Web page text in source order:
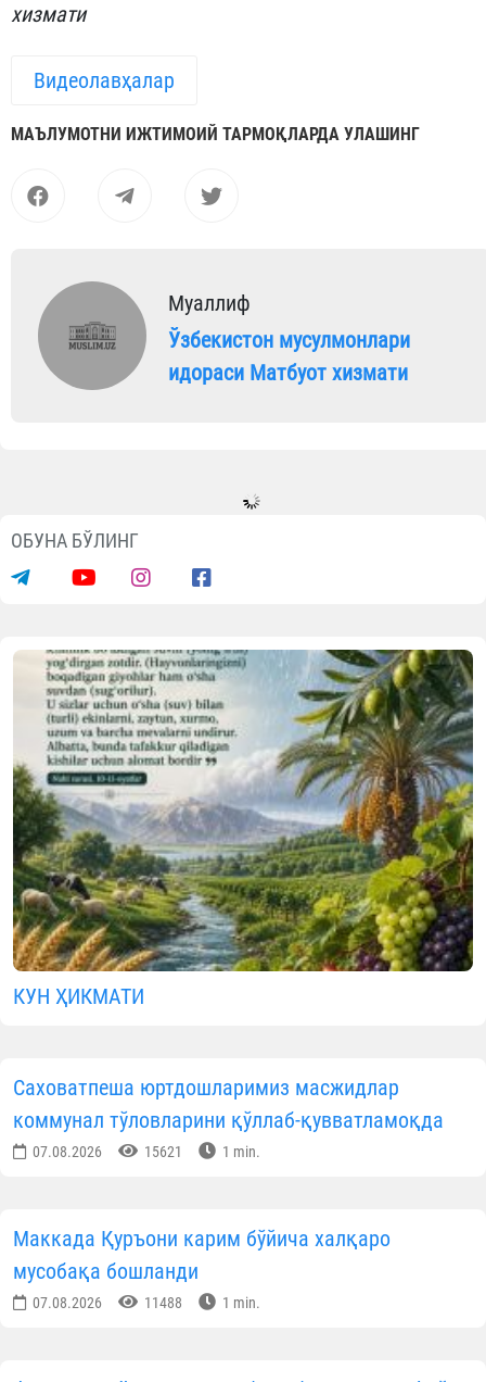
хизмати
Видеолавҳалар
МАЪЛУМОТНИ ИЖТИМОИЙ ТАРМОҚЛАРДА УЛАШИНГ
Муаллиф
Ўзбекистон мусулмонлари
идораси Матбуот хизмати
ОБУНА БЎЛИНГ
КУН ҲИКМАТИ
Саховатпеша юртдошларимиз масжидлар
коммунал тўловларини қўллаб-қувватламоқда
07.08.2026 15621 1 min.
Маккада Қуръони карим бўйича халқаро
мусобақа бошланди
07.08.2026 11488 1 min.